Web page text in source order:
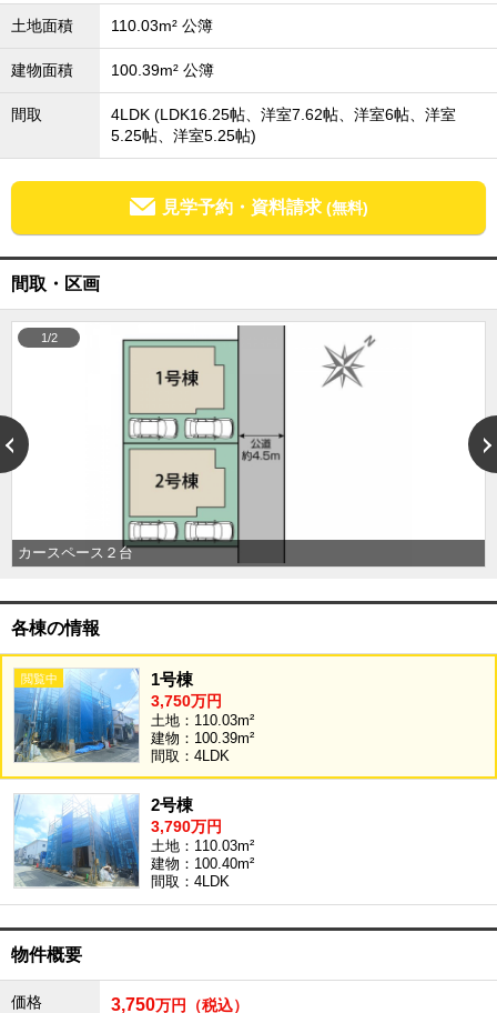
土地面積 110.03m² 公簿
建物面積 100.39m² 公簿
間取
4LDK (LDK16.25帖、洋室7.62帖、洋室6帖、洋室
5.25帖、洋室5.25帖)
見学予約・資料請求 (無料)
間取・区画
カースペース２台
1/2
各棟の情報
1号棟
3,750万円
土地：110.03m²
建物：100.39m²
間取：4LDK
2号棟
3,790万円
土地：110.03m²
建物：100.40m²
間取：4LDK
物件概要
価格 3,750万円（税込）
成田･銚子方面エリア
成田･銚子方面エリアの中古一戸建
成田･銚子方面エリアのマンション
成田･銚子方面エリアの土地
四街道･佐倉･八千代方面エリア
四街道･佐倉･八千代方面エリアの中古一戸建
四街道･佐倉･八千代方面エリアのマンション
船橋･市川･浦安方面エリア
船橋･市川･浦安方面エリアの新築一戸建
船橋･市川･浦安方面エリアの中古一戸建
船橋･市川･浦安方面エリアのマンション
船橋･市川･浦安方面エリアの土地
千葉市エリアの新築一戸建
千葉市エリアの中古一戸建
千葉市エリアのマンション
外房エリアの新築一戸建
外房エリアの中古一戸建
内房エリア
内房エリアの中古一戸建
内房エリアのマンション
内房エリアの土地
東京全域エリア
東京全域エリアの中古一戸建
東京全域エリアのマンション
東京全域エリアの土地
神奈川全域エリア
神奈川全域エリアの中古一戸建
神奈川全域エリアのマンション
神奈川全域エリアの土地
沖縄全域エリア